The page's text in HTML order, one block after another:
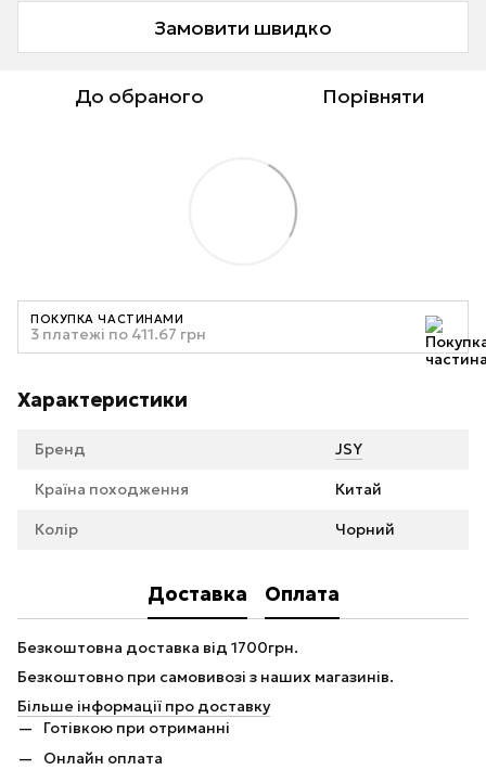
Замовити швидко
До обраного Порівняти
ПОКУПКА ЧАСТИНАМИ
3 платежі по 411.67 грн
Характеристики
Бренд JSY
Країна походження Китай
Колір Чорний
Доставка Оплата
Безкоштовна доставка від 1700грн.
Безкоштовно при самовивозі з наших магазинів.
Більше інформації про доставку
Готівкою при отриманні
Онлайн оплата